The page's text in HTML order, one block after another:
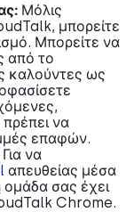
Μόλις
μπορείτε
Μπορείτε να
από το
καλούντες ως
να
επαφών.
Για να
απευθείας μέσα
ομάδα σας έχει
Chrome.